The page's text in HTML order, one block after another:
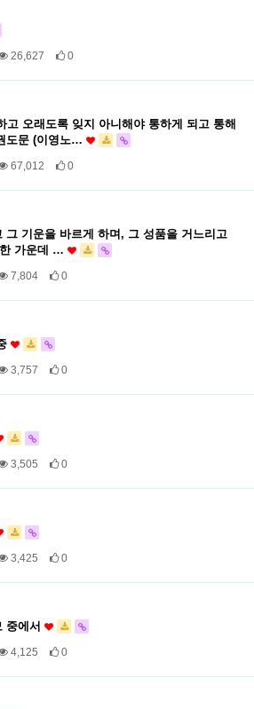
26,627 0
고 오래도록 잊지 아니해야 통하게 되고 통해
도문 (이영노…
67,012 0
그 기운을 바르게 하며, 그 성품을 거느리고
가운데 …
7,804 0
3,757 0
3,505 0
3,425 0
중에서
4,125 0